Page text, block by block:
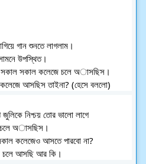
গান শুনতে লাগলাম।
উপস্থিত।
সকাল সকাল কলেজে চলে অাসছিস।
কলেজে আসছিস তাইনা? (হেসে বললো)
নিশ্চয় তোর ভালো লাগে
অাসছিস।
কলেজেও আসতে পারবো না?
চলে আসছি আর কি।